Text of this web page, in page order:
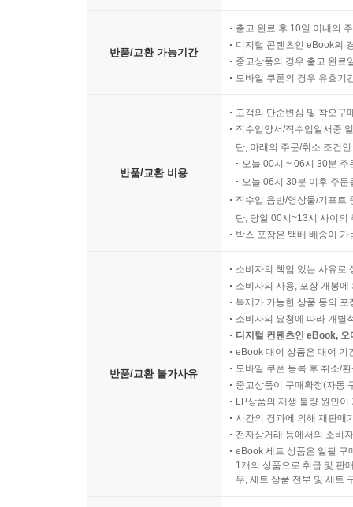
반품/교환 가능기간
출고 완료 후 10일 이내의
디지털 콘텐츠인 eBook의
중고상품의 경우 출고 완료
모바일 쿠폰의 경우 유효기
반품/교환 비용
고객의 단순변심 및 착오구
직수입양서/직수입일서중
단, 아래의 주문/취소 조건
오늘 00시 ~ 06시 30분
오늘 06시 30분 이후 주
직수입 음반/영상물/기프트
단, 당일 00시~13시 사이의
박스 포장은 택배 배송이
반품/교환 불가사유
소비자의 책임 있는 사유로
소비자의 사용, 포장 개봉
복제가 가능한 상품 등의
소비자의 요청에 따라 개별
디지털 컨텐츠인 eBook,
eBook 대여 상품은 대여 기
모바일 쿠폰 등록 후 취소/
중고상품이 구매확정(자동
LP상품의 재생 불량 원인
시간의 경과에 의해 재판매
전자상거래 등에서의 소비
eBook 세트 상품은 일괄 구
1개의 상품으로 취급 및 판
우, 세트 상품 전부 및 세트